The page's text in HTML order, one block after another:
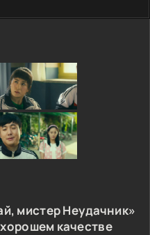
мистер Неудачник»
качестве